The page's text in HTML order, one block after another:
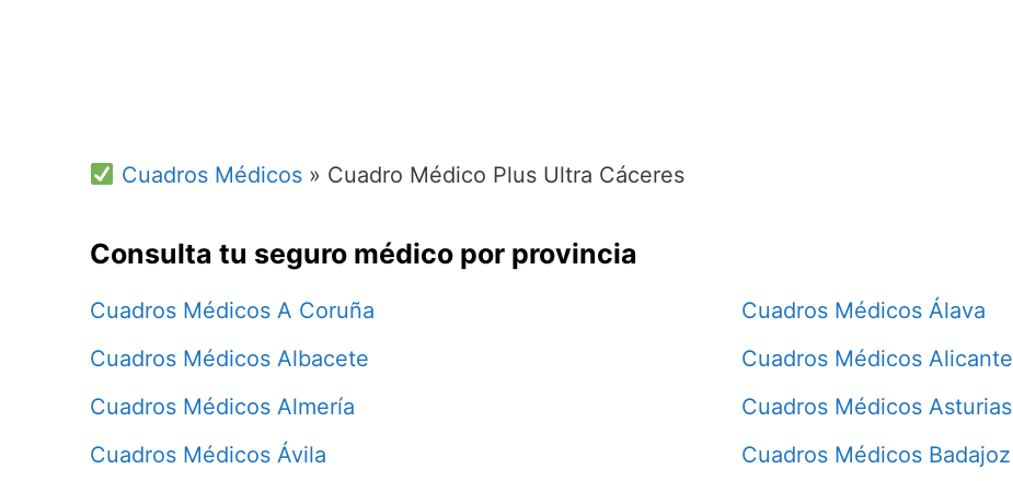
Cuadros Médicos» Cuadro Médico Plus Ultra Cáceres
Consulta tu seguro médico por provincia
Cuadros Médicos A Coruña
Cuadros Médicos Álava
Cuadros Médicos Albacete
Cuadros Médicos Alicante
Cuadros Médicos Almería
Cuadros Médicos Asturias
Cuadros Médicos Ávila
Cuadros Médicos Badajoz